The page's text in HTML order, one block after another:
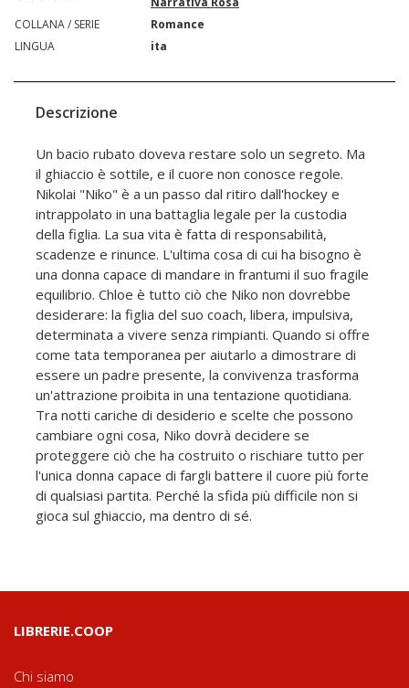
COLLANA / SERIE
Romance
LINGUA
ita
Descrizione
Un bacio rubato doveva restare solo un segreto. Ma
il ghiaccio è sottile, e il cuore non conosce regole.
Nikolai "Niko" è a un passo dal ritiro dall'hockey e
intrappolato in una battaglia legale per la custodia
della figlia. La sua vita è fatta di responsabilità,
scadenze e rinunce. L'ultima cosa di cui ha bisogno è
una donna capace di mandare in frantumi il suo fragile
equilibrio. Chloe è tutto ciò che Niko non dovrebbe
desiderare: la figlia del suo coach, libera, impulsiva,
determinata a vivere senza rimpianti. Quando si offre
come tata temporanea per aiutarlo a dimostrare di
essere un padre presente, la convivenza trasforma
un'attrazione proibita in una tentazione quotidiana.
Tra notti cariche di desiderio e scelte che possono
cambiare ogni cosa, Niko dovrà decidere se
proteggere ciò che ha costruito o rischiare tutto per
l'unica donna capace di fargli battere il cuore più forte
di qualsiasi partita. Perché la sfida più difficile non si
gioca sul ghiaccio, ma dentro di sé.
LIBRERIE.COOP
Chi siamo